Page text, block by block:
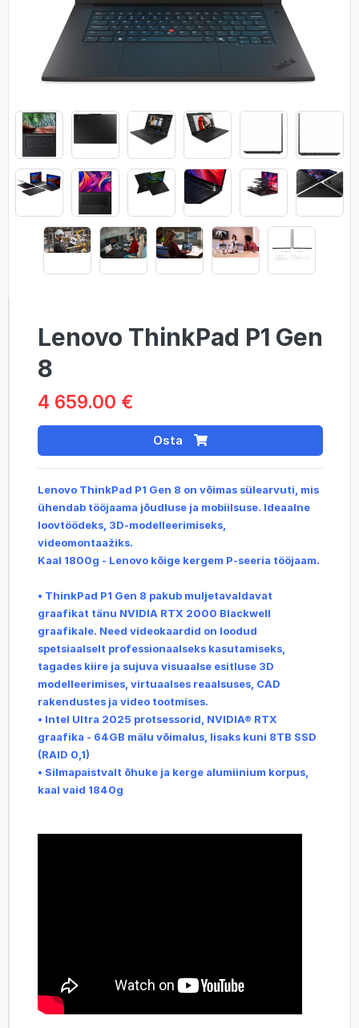
Lenovo ThinkPad P1 Gen
8
4 659.00 €
Osta
Lenovo ThinkPad P1 Gen 8 on võimas sülearvuti, mis
ühendab tööjaama jõudluse ja mobiilsuse. Ideaalne
loovtöödeks, 3D-modelleerimiseks,
videomontaažiks.
Kaal 1800g - Lenovo kõige kergem P-seeria tööjaam.
• ThinkPad P1 Gen 8 pakub muljetavaldavat
graafikat tänu NVIDIA RTX 2000 Blackwell
graafikale. Need videokaardid on loodud
spetsiaalselt professionaalseks kasutamiseks,
tagades kiire ja sujuva visuaalse esitluse 3D
modelleerimises, virtuaalses reaalsuses, CAD
rakendustes ja video tootmises.
• Intel Ultra 2025 protsessorid, NVIDIA® RTX
graafika - 64GB mälu võimalus, lisaks kuni 8TB SSD
(RAID 0,1)
• Silmapaistvalt õhuke ja kerge alumiinium korpus,
kaal vaid 1840g